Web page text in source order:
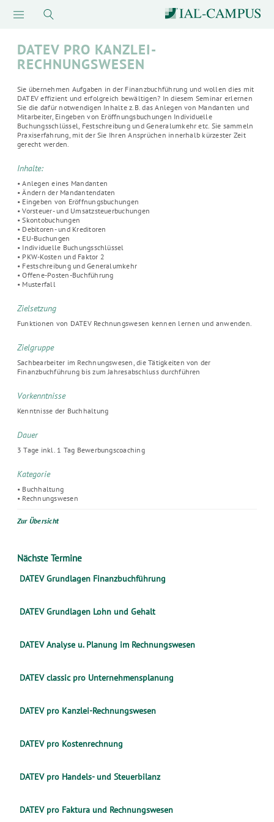
DATEV PRO KANZLEI-
RECHNUNGSWESEN
Sie übernehmen Aufgaben in der Finanzbuchführung und wollen dies mit
DATEV effizient und erfolgreich bewältigen? In diesem Seminar erlernen
Sie die dafür notwendigen Inhalte z.B. das Anlegen von Mandanten und
Mitarbeiter, Eingeben von Eröffnungsbuchungen Individuelle
Buchungsschlüssel, Festschreibung und Generalumkehr etc. Sie sammeln
Praxiserfahrung, mit der Sie Ihren Ansprüchen innerhalb kürzester Zeit
gerecht werden.
Inhalte:
• Anlegen eines Mandanten
• Ändern der Mandantendaten
• Eingeben von Eröffnungsbuchungen
• Vorsteuer- und Umsatzsteuerbuchungen
• Skontobuchungen
• Debitoren- und Kreditoren
• EU-Buchungen
• Individuelle Buchungsschlüssel
• PKW-Kosten und Faktor 2
• Festschreibung und Generalumkehr
• Offene-Posten-Buchführung
• Musterfall
Zielsetzung
Funktionen von DATEV Rechnungswesen kennen lernen und anwenden.
Zielgruppe
Sachbearbeiter im Rechnungswesen, die Tätigkeiten von der
Finanzbuchführung bis zum Jahresabschluss durchführen
Vorkenntnisse
Kenntnisse der Buchhaltung
Dauer
3 Tage inkl. 1 Tag Bewerbungscoaching
Kategorie
• Buchhaltung
• Rechnungswesen
Zur Übersicht
Nächste Termine
DATEV Grundlagen Finanzbuchführung
DATEV Grundlagen Lohn und Gehalt
DATEV Analyse u. Planung im Rechnungswesen
DATEV classic pro Unternehmensplanung
DATEV pro Kanzlei-Rechnungswesen
DATEV pro Kostenrechnung
DATEV pro Handels- und Steuerbilanz
DATEV pro Faktura und Rechnungswesen